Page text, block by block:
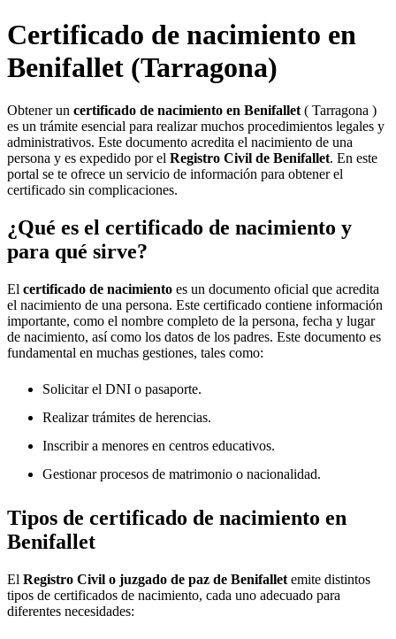
Certificado de nacimiento en
Benifallet (Tarragona)
Obtener un certificado de nacimiento en Benifallet ( Tarragona )
es un trámite esencial para realizar muchos procedimientos legales y
administrativos. Este documento acredita el nacimiento de una
persona y es expedido por el Registro Civil de Benifallet. En este
portal se te ofrece un servicio de información para obtener el
certificado sin complicaciones.
¿Qué es el certificado de nacimiento y
para qué sirve?
El certificado de nacimiento es un documento oficial que acredita
el nacimiento de una persona. Este certificado contiene información
importante, como el nombre completo de la persona, fecha y lugar
de nacimiento, así como los datos de los padres. Este documento es
fundamental en muchas gestiones, tales como:
Solicitar el DNI o pasaporte.
Realizar trámites de herencias.
Inscribir a menores en centros educativos.
Gestionar procesos de matrimonio o nacionalidad.
Tipos de certificado de nacimiento en
Benifallet
El Registro Civil o juzgado de paz de Benifallet emite distintos
tipos de certificados de nacimiento, cada uno adecuado para
diferentes necesidades: